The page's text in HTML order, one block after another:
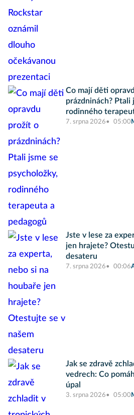
Co mají děti
prázdninách? Ptali
rodinného
7. srpna 2026 05:00
Jste v lese za
jen hrajete?
desateru
7. srpna 2026 00:06
Jak se zdravě
vedrech: Co
úpal
3. srpna 2026 05:00